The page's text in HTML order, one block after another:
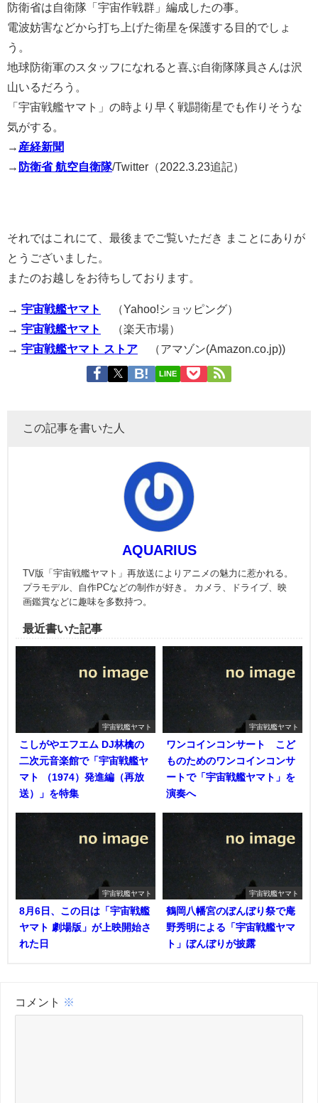
防衛省は自衛隊「宇宙作戦群」編成したの事。
電波妨害などから打ち上げた衛星を保護する目的でしょ
う。
地球防衛軍のスタッフになれると喜ぶ自衛隊隊員さんは沢
山いるだろう。
「宇宙戦艦ヤマト」の時より早く戦闘衛星でも作りそうな
気がする。
→ 産経新聞
→ 防衛省 航空自衛隊/Twitter（2022.3.23追記）
それではこれにて、最後までご覧いただき まことにありが
とうございました。
またのお越しをお待ちしております。
→ 宇宙戦艦ヤマト
（Yahoo!ショッピング）
→ 宇宙戦艦ヤマト
（楽天市場）
→ 宇宙戦艦ヤマト ストア （アマゾン(Amazon.co.jp))
LINE
この記事を書いた人
AQUARIUS
TV版「宇宙戦艦ヤマト」再放送によりアニメの魅力に惹かれる。
プラモデル、自作PCなどの制作が好き。 カメラ、ドライブ、映
画鑑賞などに趣味を多数持つ。
最近書いた記事
宇宙戦艦ヤマト
こしがやエフエム DJ林檎の
二次元音楽館で「宇宙戦艦ヤ
マト （1974）発進編（再放
送）」を特集
宇宙戦艦ヤマト
ワンコインコンサート こど
ものためのワンコインコンサ
ートで「宇宙戦艦ヤマト」を
演奏へ
宇宙戦艦ヤマト
8月6日、この日は「宇宙戦艦
ヤマト 劇場版」が上映開始さ
れた日
宇宙戦艦ヤマト
鶴岡八幡宮のぼんぼり祭で庵
野秀明による「宇宙戦艦ヤマ
ト」ぼんぼりが披露
コメント ※